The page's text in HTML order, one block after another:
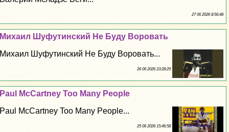
27 06 2026 8:56:48
Михаил Шуфутинский Не Буду Воровать
Михаил Шуфутинский Не Буду Воровать...
26 06 2026 23:28:29
Paul McCartney Too Many People
Paul McCartney Too Many People...
25 06 2026 15:46:58